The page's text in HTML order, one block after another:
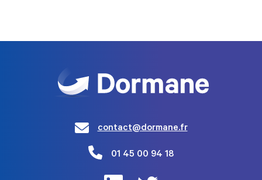
contact@dormane.fr
01 45 00 94 18